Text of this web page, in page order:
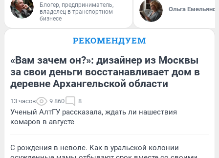
Блогер, предприниматель,
владелец в транспортном
бизнесе
Ольга
РЕКОМЕНДУЕМ
«Вам зачем он?»: дизайнер из Москвы
за свои деньги восстанавливает дом в
деревне Архангельской области
13 часов 9 860 8
Ученый АлтГУ рассказала, ждать ли нашествия
комаров в августе
С рождения в неволе. Как в уральской колонии